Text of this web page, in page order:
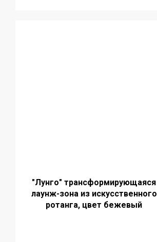
"Лунго" трансформирующаяся
лаунж-зона из искусственного
ротанга, цвет бежевый